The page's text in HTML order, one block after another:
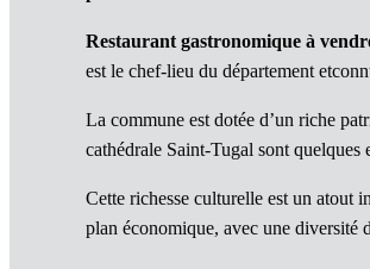
Restaurant gastronomique à
est le chef-lieu du département
La commune est dotée d’un riche
cathédrale Saint-Tugal sont
Cette richesse culturelle est un atout
plan économique, avec une diversité